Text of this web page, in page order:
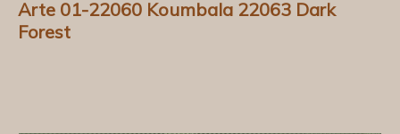
Arte 01-22060 Koumbala 22063 Dark
Forest